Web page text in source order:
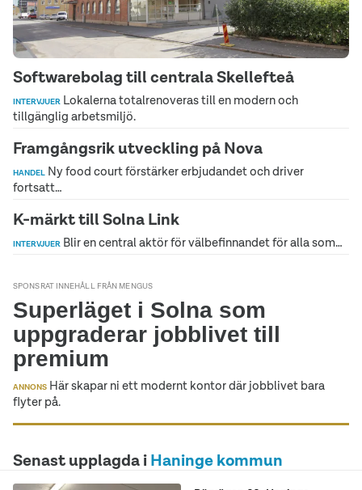
Softwarebolag till centrala Skellefteå
INTERVJUER Lokalerna totalrenoveras till en modern och
tillgänglig arbetsmiljö.
Framgångsrik utveckling på Nova
HANDEL Ny food court förstärker erbjudandet och driver
fortsatt…
K-märkt till Solna Link
INTERVJUER Blir en central aktör för välbefinnandet för alla som…
SPONSRAT INNEHÅLL FRÅN MENGUS
Superläget i Solna som
uppgraderar jobblivet till
premium
ANNONS Här skapar ni ett modernt kontor där jobblivet bara
flyter på.
Senast upplagda i Haninge kommun